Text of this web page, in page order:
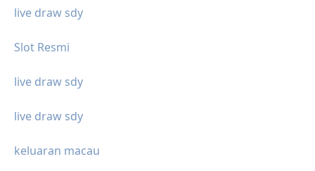
live draw sdy
Slot Resmi
live draw sdy
live draw sdy
keluaran macau